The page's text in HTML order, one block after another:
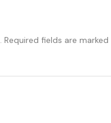
Required fields are marked